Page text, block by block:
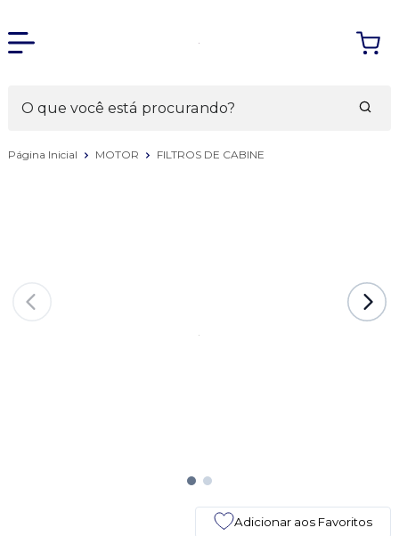
Página Inicial MOTOR FILTROS DE CABINE
Adicionar aos Favoritos